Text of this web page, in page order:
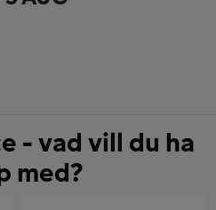
- vad vill du ha
med?